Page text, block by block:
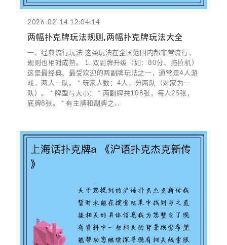
2026-02-14 12:04:14
两幅扑克牌玩法规则,两幅扑克牌玩法大全
一、经典流行玩法 这类玩法在全国范围内都非常流行，
规则也相对成熟。 1. 双副牌升级（如：80分、拖拉机）
这是最经典、最受欢迎的两副牌玩法之一，通常是4人游
戏，两人一队。 * 玩家人数：4人，分两队（对家为一
队）。 * 牌型与大小： * 两副牌共108张，每人25张，
底牌8张。 * 有主牌和副牌之...